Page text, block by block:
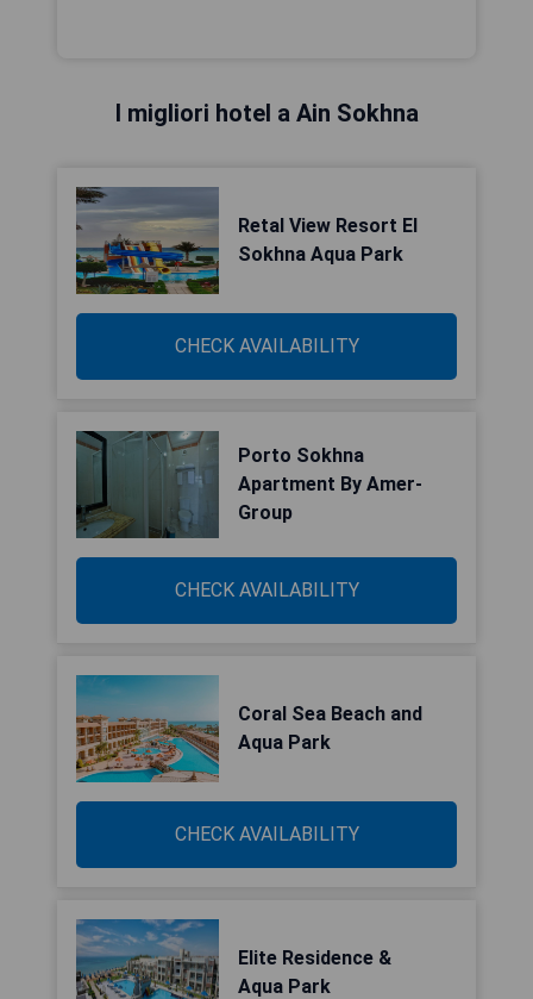
I migliori hotel a Ain Sokhna
Retal View Resort El
Sokhna Aqua Park
CHECK AVAILABILITY
Porto Sokhna
Apartment By Amer-
Group
CHECK AVAILABILITY
Coral Sea Beach and
Aqua Park
CHECK AVAILABILITY
Elite Residence &
Aqua Park